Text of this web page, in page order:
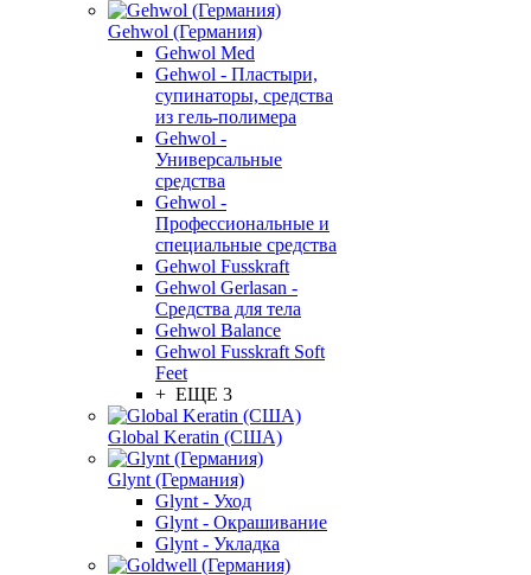
Gehwol (Германия)
Gehwol Med
Gehwol - Пластыри,
супинаторы, средства
из гель-полимера
Gehwol -
Универсальные
средства
Gehwol -
Профессиональные и
специальные средства
Gehwol Fusskraft
Gehwol Gerlasan -
Средства для тела
Gehwol Balance
Gehwol Fusskraft Soft
Feet
+ ЕЩЕ 3
Global Keratin (США)
Glynt (Германия)
Glynt - Уход
Glynt - Окрашивание
Glynt - Укладка